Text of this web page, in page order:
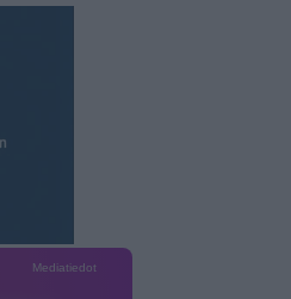
Mediatiedot